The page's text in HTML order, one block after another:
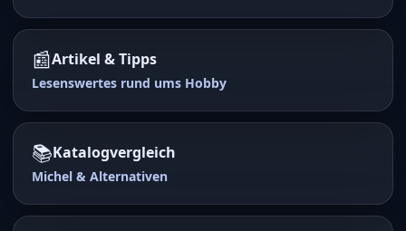
📰Artikel & Tipps
Lesenswertes rund ums Hobby
📚Katalogvergleich
Michel & Alternativen